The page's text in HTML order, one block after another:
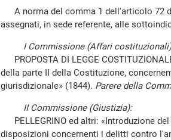
A norma del comma 1 dell'articolo 72
assegnati, in sede referente, alle
I Commissione (Affari
PROPOSTA DI LEGGE
della parte II della Costituzione,
giurisdizionale» (1844). Parere della
II Commissione (Giustizia):
PELLEGRINO ed altri: «Introduzione
disposizioni concernenti i delitti contro